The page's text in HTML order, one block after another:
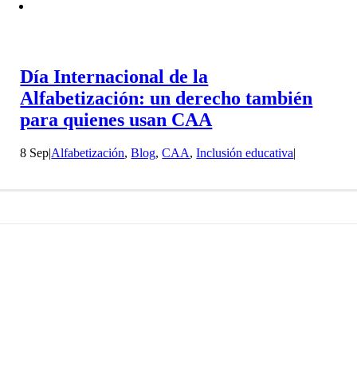
Día Internacional de la
Alfabetización: un derecho también
para quienes usan CAA
8 Sep|Alfabetización,Blog,CAA,Inclusión educativa|